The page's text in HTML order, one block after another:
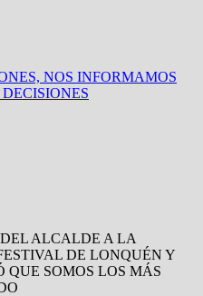
NOS INFORMAMOS
ALCALDE A LA
DE LONQUÉN Y
QUE SOMOS LOS MÁS